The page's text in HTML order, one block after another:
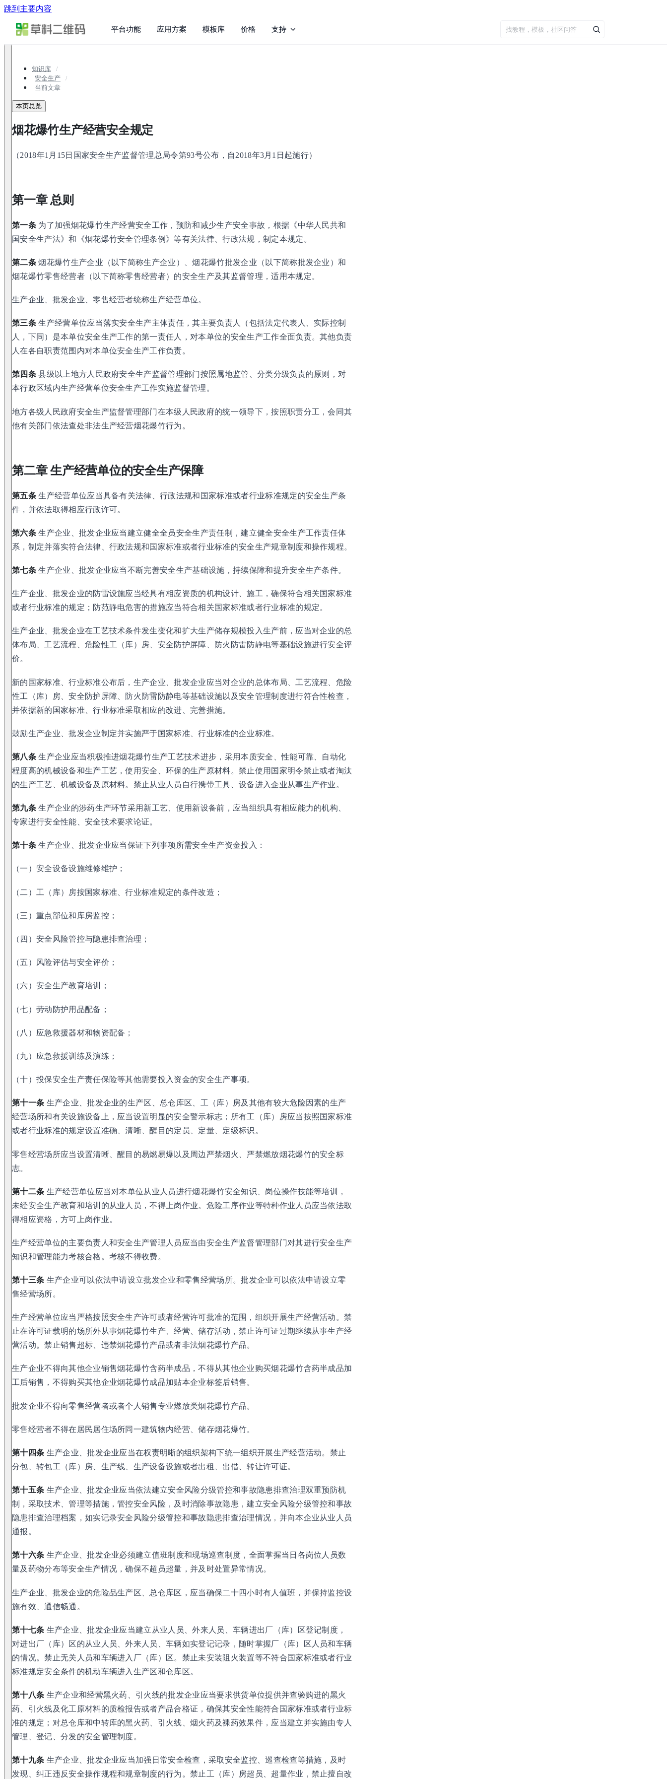
跳到主要内容
平台功能 应用方案 模板库 价格 支持
知识库
安全生产
当前文章
本页总览
烟花爆竹生产经营安全规定
（2018年1月15日国家安全生产监督管理总局令第93号公布，自2018年3月1日起施行）
第一章 总则
第一条为了加强烟花爆竹生产经营安全工作，预防和减少生产安全事故，根据《中华人民共和
国安全生产法》和《烟花爆竹安全管理条例》等有关法律、行政法规，制定本规定。
第二条烟花爆竹生产企业（以下简称生产企业）、烟花爆竹批发企业（以下简称批发企业）和
烟花爆竹零售经营者（以下简称零售经营者）的安全生产及其监督管理，适用本规定。
生产企业、批发企业、零售经营者统称生产经营单位。
第三条生产经营单位应当落实安全生产主体责任，其主要负责人（包括法定代表人、实际控制
人，下同）是本单位安全生产工作的第一责任人，对本单位的安全生产工作全面负责。其他负责
人在各自职责范围内对本单位安全生产工作负责。
第四条县级以上地方人民政府安全生产监督管理部门按照属地监管、分类分级负责的原则，对
本行政区域内生产经营单位安全生产工作实施监督管理。
地方各级人民政府安全生产监督管理部门在本级人民政府的统一领导下，按照职责分工，会同其
他有关部门依法查处非法生产经营烟花爆竹行为。
第二章 生产经营单位的安全生产保障
第五条生产经营单位应当具备有关法律、行政法规和国家标准或者行业标准规定的安全生产条
件，并依法取得相应行政许可。
第六条生产企业、批发企业应当建立健全全员安全生产责任制，建立健全安全生产工作责任体
系，制定并落实符合法律、行政法规和国家标准或者行业标准的安全生产规章制度和操作规程。
第七条生产企业、批发企业应当不断完善安全生产基础设施，持续保障和提升安全生产条件。
生产企业、批发企业的防雷设施应当经具有相应资质的机构设计、施工，确保符合相关国家标准
或者行业标准的规定；防范静电危害的措施应当符合相关国家标准或者行业标准的规定。
生产企业、批发企业在工艺技术条件发生变化和扩大生产储存规模投入生产前，应当对企业的总
体布局、工艺流程、危险性工（库）房、安全防护屏障、防火防雷防静电等基础设施进行安全评
价。
新的国家标准、行业标准公布后，生产企业、批发企业应当对企业的总体布局、工艺流程、危险
性工（库）房、安全防护屏障、防火防雷防静电等基础设施以及安全管理制度进行符合性检查，
并依据新的国家标准、行业标准采取相应的改进、完善措施。
鼓励生产企业、批发企业制定并实施严于国家标准、行业标准的企业标准。
第八条生产企业应当积极推进烟花爆竹生产工艺技术进步，采用本质安全、性能可靠、自动化
程度高的机械设备和生产工艺，使用安全、环保的生产原材料。禁止使用国家明令禁止或者淘汰
的生产工艺、机械设备及原材料。禁止从业人员自行携带工具、设备进入企业从事生产作业。
第九条生产企业的涉药生产环节采用新工艺、使用新设备前，应当组织具有相应能力的机构、
专家进行安全性能、安全技术要求论证。
第十条生产企业、批发企业应当保证下列事项所需安全生产资金投入：
（一）安全设备设施维修维护；
（二）工（库）房按国家标准、行业标准规定的条件改造；
（三）重点部位和库房监控；
（四）安全风险管控与隐患排查治理；
（五）风险评估与安全评价；
（六）安全生产教育培训；
（七）劳动防护用品配备；
（八）应急救援器材和物资配备；
（九）应急救援训练及演练；
（十）投保安全生产责任保险等其他需要投入资金的安全生产事项。
第十一条 生产企业、批发企业的生产区、总仓库区、工（库）房及其他有较大危险因素的生产
经营场所和有关设施设备上，应当设置明显的安全警示标志；所有工（库）房应当按照国家标准
或者行业标准的规定设置准确、清晰、醒目的定员、定量、定级标识。
零售经营场所应当设置清晰、醒目的易燃易爆以及周边严禁烟火、严禁燃放烟花爆竹的安全标
志。
第十二条 生产经营单位应当对本单位从业人员进行烟花爆竹安全知识、岗位操作技能等培训，
未经安全生产教育和培训的从业人员，不得上岗作业。危险工序作业等特种作业人员应当依法取
得相应资格，方可上岗作业。
生产经营单位的主要负责人和安全生产管理人员应当由安全生产监督管理部门对其进行安全生产
知识和管理能力考核合格。考核不得收费。
第十三条 生产企业可以依法申请设立批发企业和零售经营场所。批发企业可以依法申请设立零
售经营场所。
生产经营单位应当严格按照安全生产许可或者经营许可批准的范围，组织开展生产经营活动。禁
止在许可证载明的场所外从事烟花爆竹生产、经营、储存活动，禁止许可证过期继续从事生产经
营活动。禁止销售超标、违禁烟花爆竹产品或者非法烟花爆竹产品。
生产企业不得向其他企业销售烟花爆竹含药半成品，不得从其他企业购买烟花爆竹含药半成品加
工后销售，不得购买其他企业烟花爆竹成品加贴本企业标签后销售。
批发企业不得向零售经营者或者个人销售专业燃放类烟花爆竹产品。
零售经营者不得在居民居住场所同一建筑物内经营、储存烟花爆竹。
第十四条 生产企业、批发企业应当在权责明晰的组织架构下统一组织开展生产经营活动。禁止
分包、转包工（库）房、生产线、生产设备设施或者出租、出借、转让许可证。
第十五条 生产企业、批发企业应当依法建立安全风险分级管控和事故隐患排查治理双重预防机
制，采取技术、管理等措施，管控安全风险，及时消除事故隐患，建立安全风险分级管控和事故
隐患排查治理档案，如实记录安全风险分级管控和事故隐患排查治理情况，并向本企业从业人员
通报。
第十六条 生产企业、批发企业必须建立值班制度和现场巡查制度，全面掌握当日各岗位人员数
量及药物分布等安全生产情况，确保不超员超量，并及时处置异常情况。
生产企业、批发企业的危险品生产区、总仓库区，应当确保二十四小时有人值班，并保持监控设
施有效、通信畅通。
第十七条 生产企业、批发企业应当建立从业人员、外来人员、车辆进出厂（库）区登记制度，
对进出厂（库）区的从业人员、外来人员、车辆如实登记记录，随时掌握厂（库）区人员和车辆
的情况。禁止无关人员和车辆进入厂（库）区。禁止未安装阻火装置等不符合国家标准或者行业
标准规定安全条件的机动车辆进入生产区和仓库区。
第十八条 生产企业和经营黑火药、引火线的批发企业应当要求供货单位提供并查验购进的黑火
药、引火线及化工原材料的质检报告或者产品合格证，确保其安全性能符合国家标准或者行业标
准的规定；对总仓库和中转库的黑火药、引火线、烟火药及裸药效果件，应当建立并实施由专人
管理、登记、分发的安全管理制度。
第十九条 生产企业、批发企业应当加强日常安全检查，采取安全监控、巡查检查等措施，及时
发现、纠正违反安全操作规程和规章制度的行为。禁止工（库）房超员、超量作业，禁止擅自改